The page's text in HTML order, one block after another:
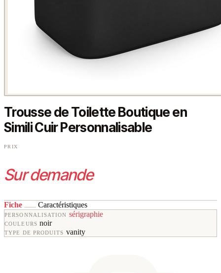
Trousse de Toilette Boutique en
Simili Cuir Personnalisable
PRIX
Sur demande
Fiche Caractéristiques
PERSONNALISATION sérigraphie
COULEURS noir
TYPE DE PRODUITS vanity